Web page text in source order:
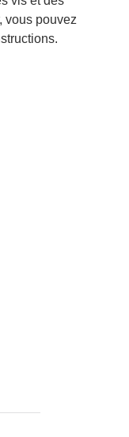
vous pouvez